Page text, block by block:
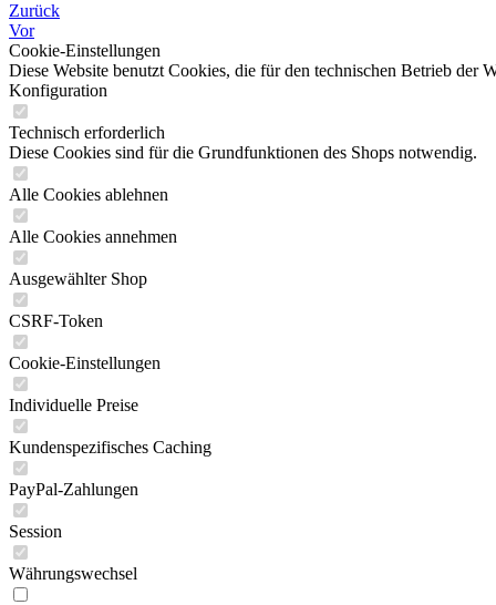
Zurück
Vor
Cookie-Einstellungen
Diese Website benutzt Cookies, die für den technischen Betrieb der
Konfiguration
Technisch erforderlich
Diese Cookies sind für die Grundfunktionen des Shops notwendig.
Alle Cookies ablehnen
Alle Cookies annehmen
Ausgewählter Shop
CSRF-Token
Cookie-Einstellungen
Individuelle Preise
Kundenspezifisches Caching
PayPal-Zahlungen
Session
Währungswechsel